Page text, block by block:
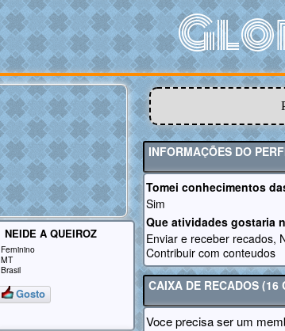
NEIDE A QUEIROZ
Feminino
MT
Brasil
Gosto
INFORMAÇÕES DO
Tomei conhecimentos
Sim
Que atividades gostaria
Enviar e receber recados,
Contribuir com conteudos
CAIXA DE RECADOS (16
Voce precisa ser um